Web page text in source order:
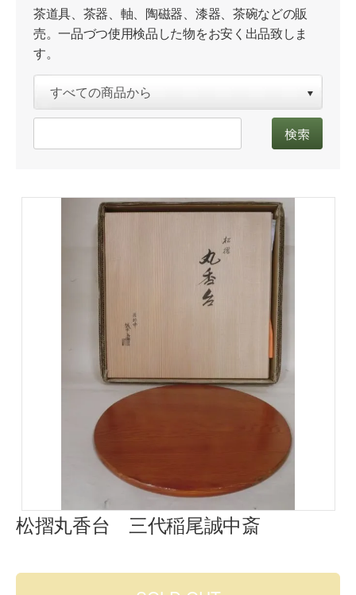
茶道具、茶器、軸、陶磁器、漆器、茶碗などの販
売。一品づつ使用検品した物をお安く出品致しま
す。
松摺丸香台 三代稲尾誠中斎